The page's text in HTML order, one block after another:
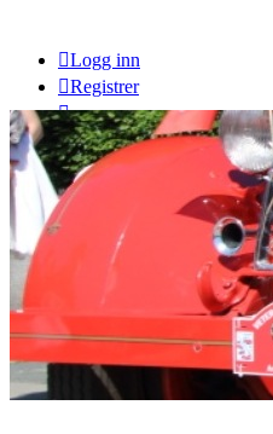
Logg inn
Registrer